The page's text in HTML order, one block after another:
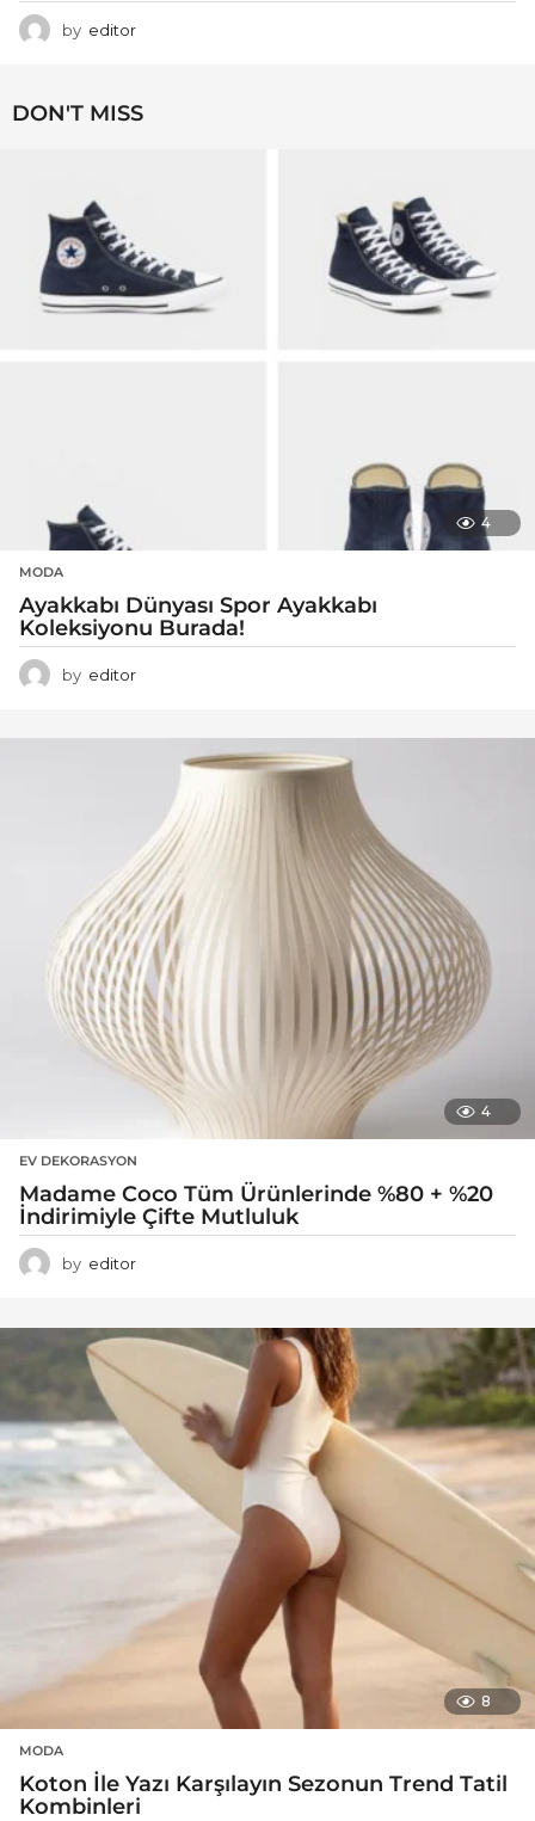
by editor
DON'T MISS
4
MODA
Ayakkabı Dünyası Spor Ayakkabı
Koleksiyonu Burada!
by editor
4
EV DEKORASYON
Madame Coco Tüm Ürünlerinde %80 + %20
İndirimiyle Çifte Mutluluk
by editor
8
MODA
Koton İle Yazı Karşılayın Sezonun Trend Tatil
Kombinleri